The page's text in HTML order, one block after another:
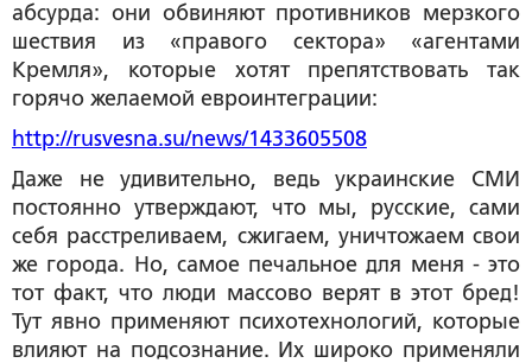
абсурда: они обвиняют противников мерзкого
шествия из «правого сектора» «агентами
Кремля», которые хотят препятствовать так
горячо желаемой евроинтеграции:
http://rusvesna.su/news/1433605508
Даже не удивительно, ведь украинские СМИ
постоянно утверждают, что мы, русские, сами
себя расстреливаем, сжигаем, уничтожаем свои
же города. Но, самое печальное для меня - это
тот факт, что люди массово верят в этот бред!
Тут явно применяют психотехнологий, которые
влияют на подсознание. Их широко применяли